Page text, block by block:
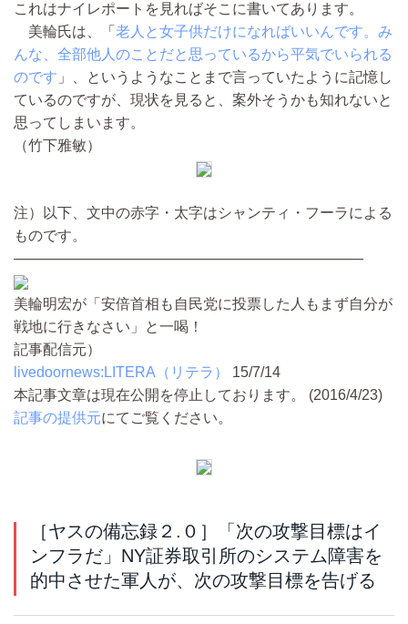
これはナイレポートを見ればそこに書いてあります。
美輪氏は、「 老人と女子供だけになればいいんです。み
んな、全部他人のことだと思っているから平気でいられる
のです 」、というようなことまで言っていたように記憶し
ているのですが、現状を見ると、案外そうかも知れないと
思ってしまいます。
（竹下雅敏）
注）以下、文中の赤字・太字はシャンティ・フーラによる
ものです。
――――――――――――――――――――――――
美輪明宏が「安倍首相も自民党に投票した人もまず自分が
戦地に行きなさい」と一喝！
記事配信元）
livedoornews:LITERA（リテラ）
15/7/14
本記事文章は現在公開を停止しております。 (2016/4/23)
記事の提供元にてご覧ください。
［ヤスの備忘録２.０］「次の攻撃目標はイ
ンフラだ」NY証券取引所のシステム障害を
的中させた軍人が、次の攻撃目標を告げる